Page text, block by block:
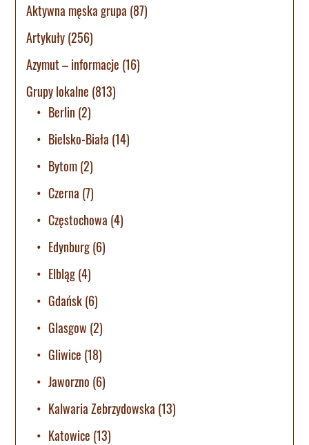
Aktywna męska grupa (87)
Artykuły(256)
Azymut – informacje (16)
Grupy lokalne (813)
Berlin (2)
Bielsko-Biała (14)
Bytom(2)
Czerna (7)
Częstochowa (4)
Edynburg(6)
Elbląg(4)
Gdańsk(6)
Glasgow (2)
Gliwice (18)
Jaworzno (6)
Kalwaria Zebrzydowska (13)
Katowice (13)